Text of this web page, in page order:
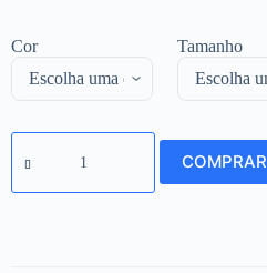
Cor Tamanho
COMPRAR